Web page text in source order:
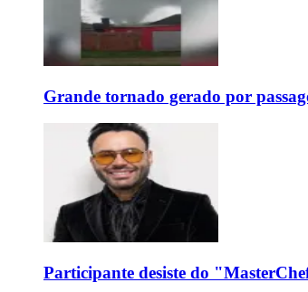
Grande tornado gerado por
Participante desiste do